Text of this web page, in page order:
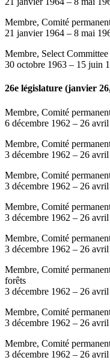
Membre, Comité
21 janvier 1964 – 8 mai
Membre, Select
30 octobre 1963 – 15 juin
26e législature (janvier
Membre, Comité
6 décembre 1962 – 26
Membre, Comité
3 décembre 1962 – 26
Membre, Comité
3 décembre 1962 – 26
Membre, Comité
3 décembre 1962 – 26
Membre, Comité
3 décembre 1962 – 26
Membre, Comité
forêts
3 décembre 1962 – 26
Membre, Comité
3 décembre 1962 – 26
Membre, Comité
3 décembre 1962 – 26